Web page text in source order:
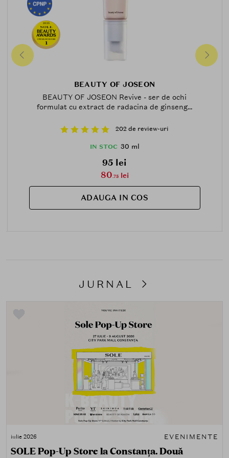
2025
CREMA-OCHI-2025
1
BEAUTY OF JOSEON
BEAUTY OF JOSEON Revive - ser de ochi
formulat cu extract de radacina de ginseng...
202 de review-uri
IN STOC 30 ml
95 lei
80.75lei
ADAUGA IN COS
JURNAL
iulie 2026 EVENIMENTE
SOLE Pop-Up Store la Constanța. Două